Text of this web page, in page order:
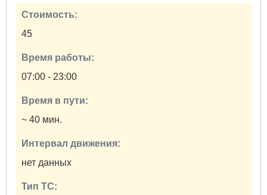
Стоимость:
45
Время работы:
07:00 - 23:00
Время в пути:
~ 40 мин.
Интервал движения:
нет данных
Тип ТС: